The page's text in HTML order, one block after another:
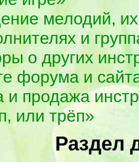
мелодий,
и
о других
форума и
и продажа
или трёп»
Раздел